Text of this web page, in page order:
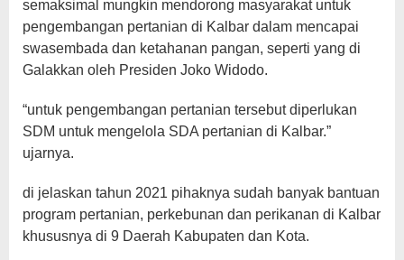
semaksimal mungkin mendorong masyarakat untuk
pengembangan pertanian di Kalbar dalam mencapai
swasembada dan ketahanan pangan, seperti yang di
Galakkan oleh Presiden Joko Widodo.
“untuk pengembangan pertanian tersebut diperlukan
SDM untuk mengelola SDA pertanian di Kalbar.”
ujarnya.
di jelaskan tahun 2021 pihaknya sudah banyak bantuan
program pertanian, perkebunan dan perikanan di Kalbar
khususnya di 9 Daerah Kabupaten dan Kota.